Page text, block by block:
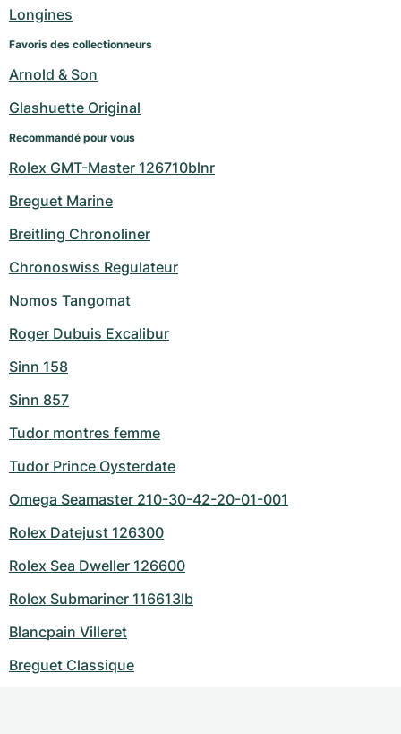
Longines
Favoris des collectionneurs
Arnold & Son
Glashuette Original
Recommandé pour vous
Rolex GMT-Master 126710blnr
Breguet Marine
Breitling Chronoliner
Chronoswiss Regulateur
Nomos Tangomat
Roger Dubuis Excalibur
Sinn 158
Sinn 857
Tudor montres femme
Tudor Prince Oysterdate
Omega Seamaster 210-30-42-20-01-001
Rolex Datejust 126300
Rolex Sea Dweller 126600
Rolex Submariner 116613lb
Blancpain Villeret
Breguet Classique